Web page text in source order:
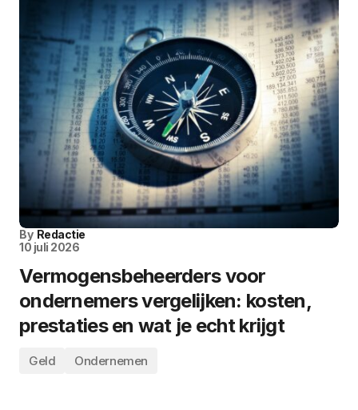
By Redactie
10 juli 2026
Vermogensbeheerders voor
ondernemers vergelijken: kosten,
prestaties en wat je echt krijgt
Geld Ondernemen